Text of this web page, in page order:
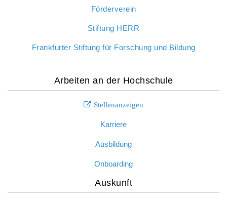
Förderverein
Stiftung HERR
Frankfurter Stiftung für Forschung und Bildung
Arbeiten an der Hochschule
Stellenanzeigen
Karriere
Ausbildung
Onboarding
Auskunft